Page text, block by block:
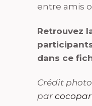
entre amis
Retrouvez
dans ce
Crédit
par